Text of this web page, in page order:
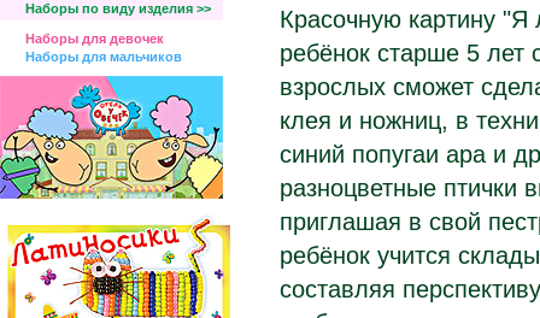
Наборы по виду изделия >>
Наборы для девочек
Наборы для мальчиков
Красочную картину "Я
ребёнок старше 5
взрослых сможет
клея и ножниц, в
синий попугаи ара и
разноцветные птички
приглашая в свой
ребёнок учится
составляя